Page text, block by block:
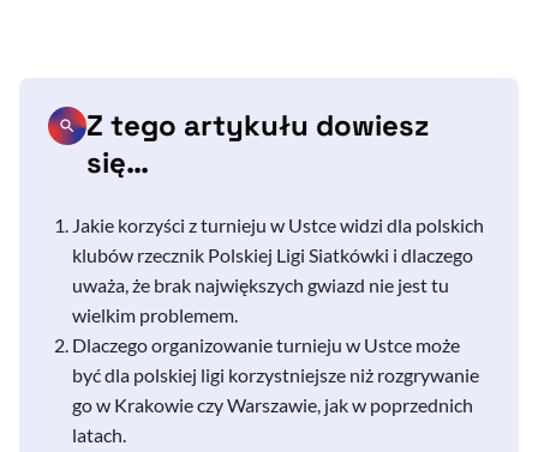
Z tego artykułu dowiesz
się…
Jakie korzyści z turnieju w Ustce widzi dla polskich
klubów rzecznik Polskiej Ligi Siatkówki i dlaczego
uważa, że brak największych gwiazd nie jest tu
wielkim problemem.
Dlaczego organizowanie turnieju w Ustce może
być dla polskiej ligi korzystniejsze niż rozgrywanie
go w Krakowie czy Warszawie, jak w poprzednich
latach.